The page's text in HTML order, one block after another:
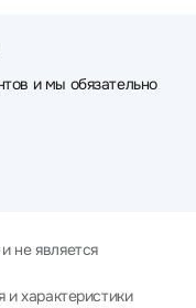
и мы обязательно
не является
характеристики